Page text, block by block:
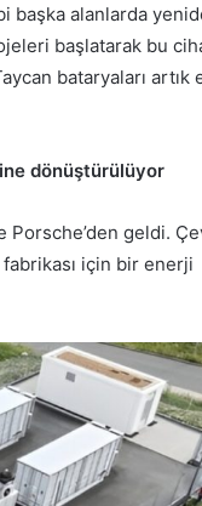
başka alanlarda
başlatarak bu
bataryaları artık
dönüştürülüyor
geldi.
için bir enerji